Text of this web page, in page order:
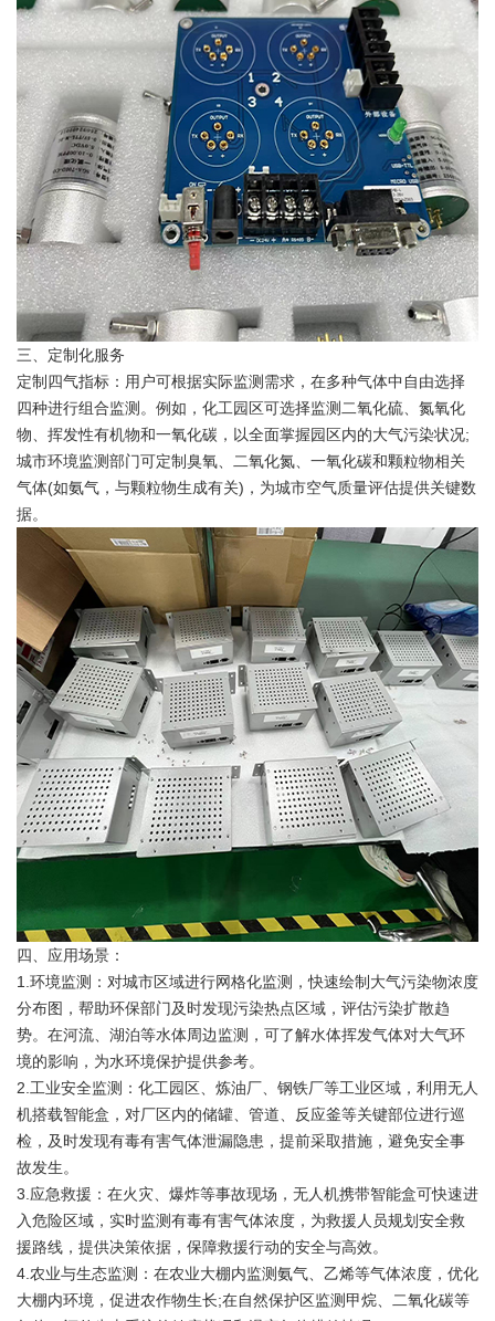
三、定制化服务
定制四气指标：用户可根据实际监测需求，在多种气体中自由选择
四种进行组合监测。例如，化工园区可选择监测二氧化硫、氮氧化
物、挥发性有机物和一氧化碳，以全面掌握园区内的大气污染状况;
城市环境监测部门可定制臭氧、二氧化氮、一氧化碳和颗粒物相关
气体(如氨气，与颗粒物生成有关)，为城市空气质量评估提供关键数
据。
四、应用场景：
1.环境监测：对城市区域进行网格化监测，快速绘制大气污染物浓度
分布图，帮助环保部门及时发现污染热点区域，评估污染扩散趋
势。在河流、湖泊等水体周边监测，可了解水体挥发气体对大气环
境的影响，为水环境保护提供参考。
2.工业安全监测：化工园区、炼油厂、钢铁厂等工业区域，利用无人
机搭载智能盒，对厂区内的储罐、管道、反应釜等关键部位进行巡
检，及时发现有毒有害气体泄漏隐患，提前采取措施，避免安全事
故发生。
3.应急救援：在火灾、爆炸等事故现场，无人机携带智能盒可快速进
入危险区域，实时监测有毒有害气体浓度，为救援人员规划安全救
援路线，提供决策依据，保障救援行动的安全与高效。
4.农业与生态监测：在农业大棚内监测氨气、乙烯等气体浓度，优化
大棚内环境，促进农作物生长;在自然保护区监测甲烷、二氧化碳等